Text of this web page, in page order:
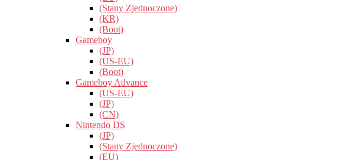
(Stany Zjednoczone)
(KR)
(Boot)
Gameboy
(JP)
(US-EU)
(Boot)
Gameboy Advance
(US-EU)
(JP)
(CN)
Nintendo DS
(JP)
(Stany Zjednoczone)
(EU)